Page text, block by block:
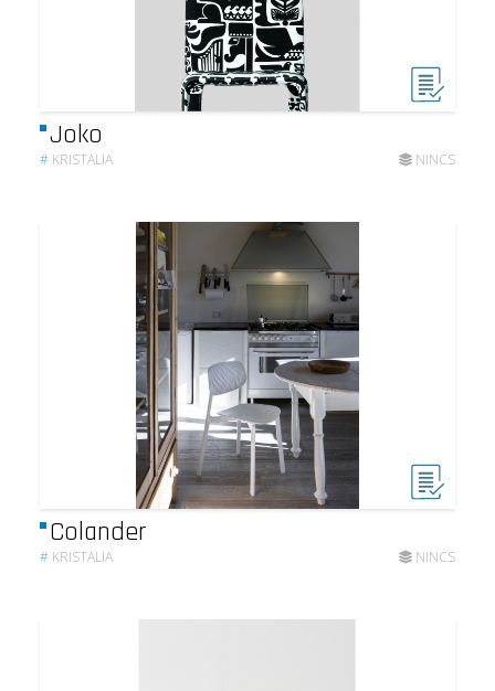
Joko
# KRISTALIA NINCS
Colander
# KRISTALIA NINCS